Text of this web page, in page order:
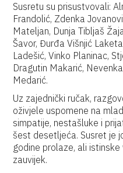
Susretu su prisustvovali:
Frandolić, Zdenka
Mateljan, Dunja Tibljaš
Šavor, Đurđa Višnjić
Ladešić, Vinko Planinac,
Dragutin Makarić,
Medarić.
Uz zajednički ručak,
oživjele uspomene na
simpatije, nestašluke i
šest desetljeća. Susret je
godine prolaze, ali
zauvijek.